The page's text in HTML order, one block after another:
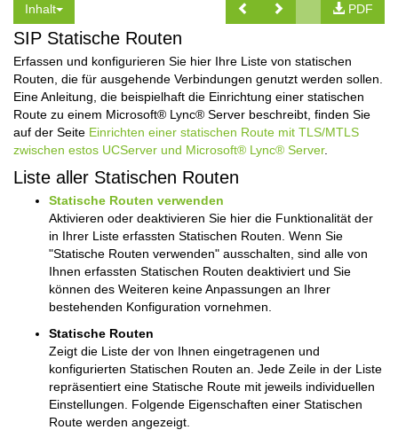
Inhalt PDF
SIP Statische Routen
Erfassen und konfigurieren Sie hier Ihre Liste von statischen
Routen, die für ausgehende Verbindungen genutzt werden sollen.
Eine Anleitung, die beispielhaft die Einrichtung einer statischen
Route zu einem Microsoft® Lync® Server beschreibt, finden Sie
auf der Seite Einrichten einer statischen Route mit TLS/MTLS
zwischen estos UCServer und Microsoft® Lync® Server.
Liste aller Statischen Routen
Statische Routen verwenden
Aktivieren oder deaktivieren Sie hier die Funktionalität der
in Ihrer Liste erfassten Statischen Routen. Wenn Sie
"Statische Routen verwenden" ausschalten, sind alle von
Ihnen erfassten Statischen Routen deaktiviert und Sie
können des Weiteren keine Anpassungen an Ihrer
bestehenden Konfiguration vornehmen.
Statische Routen
Zeigt die Liste der von Ihnen eingetragenen und
konfigurierten Statischen Routen an. Jede Zeile in der Liste
repräsentiert eine Statische Route mit jeweils individuellen
Einstellungen. Folgende Eigenschaften einer Statischen
Route werden angezeigt.